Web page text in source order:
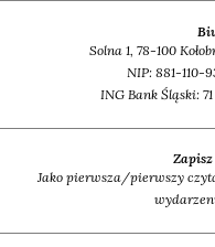
Solna 1, 78-100
NIP: 881-110-
ING Bank Śląski:
Jako pierwsza/pierwszy